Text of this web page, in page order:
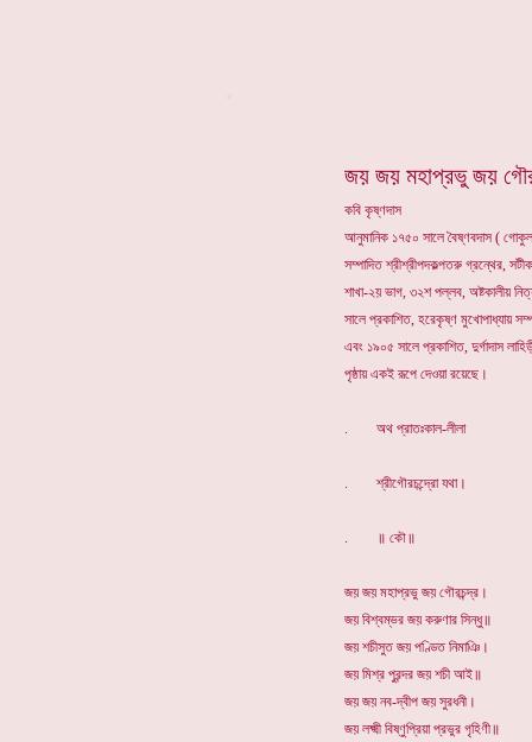
জয় জয় মহাপ্রভু জয়
কবি কৃষ্ণদাস
আনুমানিক ১৭৫০ সালে বৈষ্ণবদাস (
সম্পাদিত শ্রীশ্রীপদকল্পতরু গ্রন্থের,
শাখা-২য় ভাগ, ৩২শ পল্লব, অষ্টকালীয়
সালে প্রকাশিত, হরেকৃষ্ণ মুখোপাধ্যায়
এবং ১৯০৫ সালে প্রকাশিত, দুর্গাদাস
পৃষ্ঠায় একই রূপে দেওয়া রয়েছে।
. অথ প্রাতঃকাল-লীলা
. শ্রীগৌরচন্দ্রো যথা।
. ॥ কৌ॥
জয় জয় মহাপ্রভু জয় গৌরচন্দ্র।
জয় বিশ্বম্ভর জয় করুণার সিন্ধু॥
জয় শচীসুত জয় পণ্ডিত নিমাঞি।
জয় মিশ্র পুরন্দর জয় শচী আই॥
জয় জয় নব-দ্বীপ জয় সুরধনী।
জয় লক্ষ্মী বিষ্ণুপ্রিয়া প্রভুর গৃহিণী॥